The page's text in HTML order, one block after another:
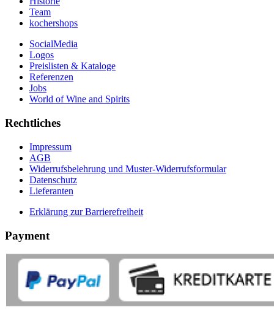
Team
kochershops
SocialMedia
Logos
Preislisten & Kataloge
Referenzen
Jobs
World of Wine and Spirits
Rechtliches
Impressum
AGB
Widerrufsbelehrung und Muster-Widerrufsformular
Datenschutz
Lieferanten
Erklärung zur Barrierefreiheit
Payment